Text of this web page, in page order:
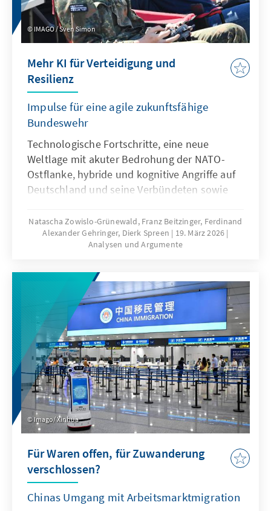
IMAGO / Sven Simon
Mehr KI für Verteidigung und
Resilienz
Impulse für eine agile zukunftsfähige
Bundeswehr
Technologische Fortschritte, eine neue
Weltlage mit akuter Bedrohung der NATO-
Ostflanke, hybride und kognitive Angriffe auf
Deutschland und seine Verbündeten sowie
stellen die Bundeswehr vor neue
Herausforderungen. Künstliche Intelligenz ist
aber nicht nur Treiber bei diesen
Antwort. Dafür bedarf es einer KI-Strategie,
die wesentliche Herausforderungen gezielt
adressiert und die Möglichkeiten von KI nach
ethischen Richtlinien aktiv nutzt, um effizient
abschrecken zu können.
Natascha Zowislo-Grünewald, Franz Beitzinger, Ferdinand
Alexander Gehringer, Dierk Spreen
19. März 2026
Analysen und Argumente
Imago/ Xinhua
Für Waren offen, für Zuwanderung
verschlossen?
Chinas Umgang mit Arbeitsmarktmigration